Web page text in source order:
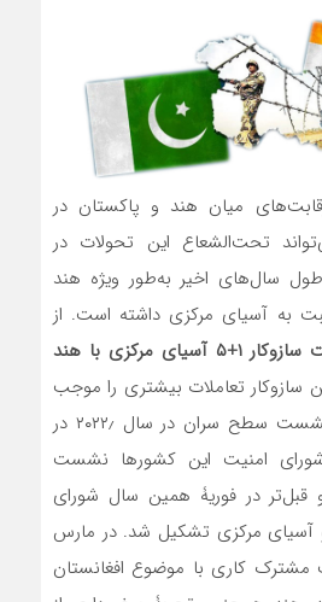
میان هند و پاکستان در
تحت‌الشعاع این تحولات در
سال‌های اخیر به‌طور ویژه هند
به آسیای مرکزی داشته است. از
آسیای مرکزی با هند
سازوکار تعاملات بیشتری را موجب
شد؛ از جمله برگزاری نشست سطح سران در سال ۲۰۲۲٫ در
دبیران شورای امنیت این کشورها نشست
قبل‌تر در فوریۀ همین سال شورای
آسیای مرکزی تشکیل شد. در مارس
مشترک کاری با موضوع افغانستان